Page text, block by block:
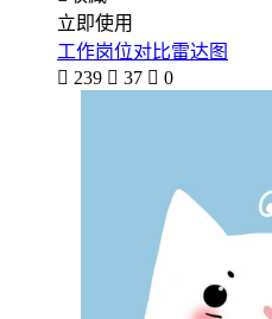
立即使用
工作岗位对比雷达图
 239  37  0